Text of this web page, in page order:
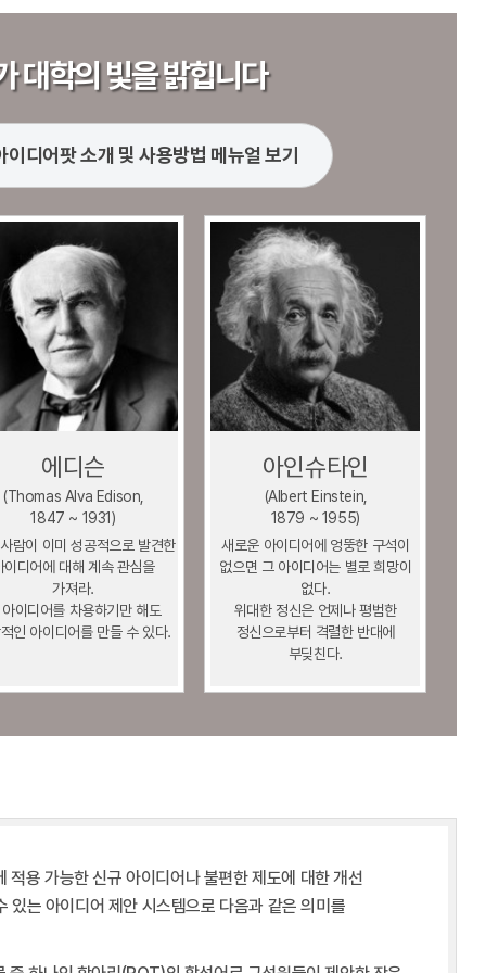
대학의 빛을 밝힙니다
이디어팟 소개 및 사용방법 메뉴얼 보기
에디슨
(Thomas Alva Edison,
1847 ~ 1931)
람이 이미 성공적으로 발견한
이디어에 대해 계속 관심을
가져라.
아이디어를 차용하기만 해도
인 아이디어를 만들 수 있다.
아인슈타인
(Albert Einstein,
1879 ~ 1955)
새로운 아이디어에 엉뚱한 구석이
없으면 그 아이디어는 별로 희망이
없다.
위대한 정신은 언제나 평범한
정신으로부터 격렬한 반대에
부딪친다.
용 가능한 신규 아이디어나 불편한 제도에 대한 개선
있는 아이디어 제안 시스템으로 다음과 같은 의미를